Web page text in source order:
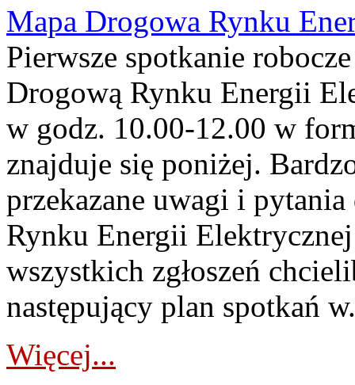
Mapa Drogowa Rynku
Pierwsze spotkanie
Drogową Rynku Energii
w godz. 10.00-12.00 w
znajduje się poniżej.
przekazane uwagi i
Rynku Energii
wszystkich zgłoszeń
następujący plan spotkań
Więcej...